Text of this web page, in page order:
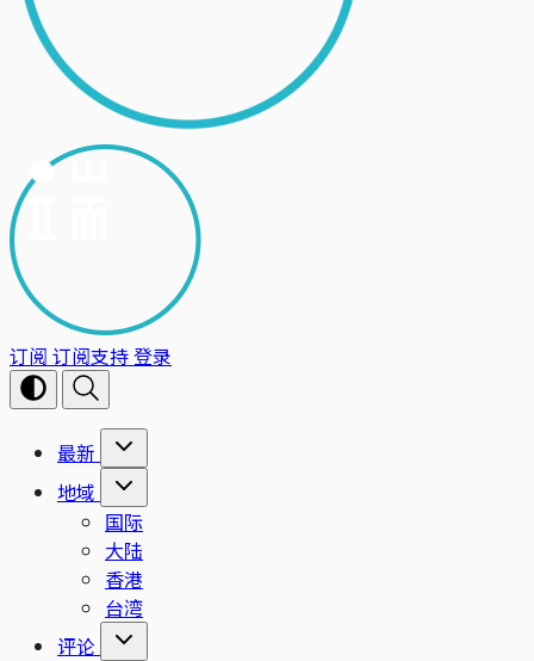
订阅 订阅支持登录
最新
地域
国际
大陆
香港
台湾
评论